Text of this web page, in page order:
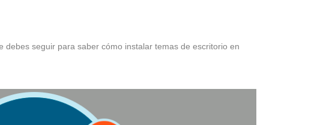
debes seguir para saber cómo instalar temas de escritorio en